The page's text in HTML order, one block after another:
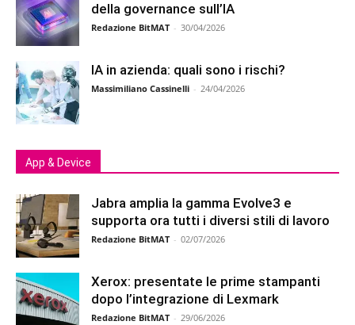
della governance sull’IA
Redazione BitMAT - 30/04/2026
IA in azienda: quali sono i rischi?
Massimiliano Cassinelli - 24/04/2026
App & Device
Jabra amplia la gamma Evolve3 e
supporta ora tutti i diversi stili di lavoro
Redazione BitMAT - 02/07/2026
Xerox: presentate le prime stampanti
dopo l’integrazione di Lexmark
Redazione BitMAT - 29/06/2026